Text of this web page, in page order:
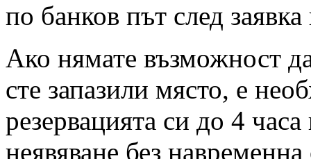
по банков път след
Ако нямате възможност
сте запазили място, е
резервацията си до 4
неявяване без